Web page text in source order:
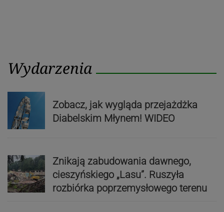
Wydarzenia
Zobacz, jak wygląda przejażdżka
Diabelskim Młynem! WIDEO
Znikają zabudowania dawnego,
cieszyńskiego „Lasu”. Ruszyła
rozbiórka poprzemysłowego terenu